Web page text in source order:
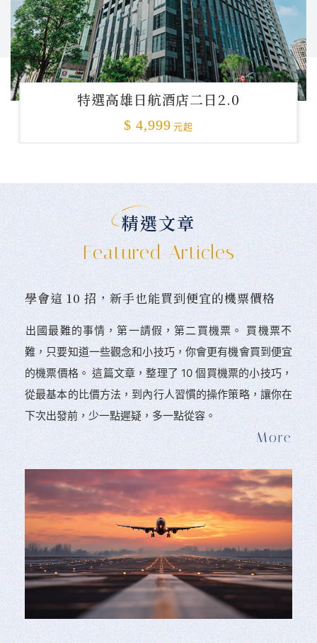
特選高雄日航酒店二日2.0
$ 4,999 元起
精選文章
Featured Articles
學會這 10 招，新手也能買到便宜的機票價格
󠀠出國最難的事情，第一請假，第二買機票。 󠀠買機票不
難，只要知道一些觀念和小技巧，你會更有機會買到便宜
的機票價格。 這篇文章，整理了 10 個買機票的小技巧，
從最基本的比價方法，到內行人習慣的操作策略，讓你在
下次出發前，少一點遲疑，多一點從容。